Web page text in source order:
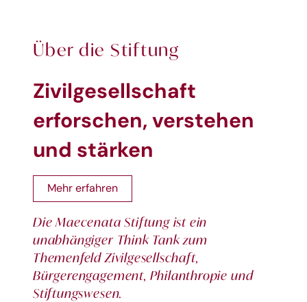
Über die Stiftung
Zivilgesellschaft
erforschen, verstehen
und stärken
Mehr erfahren
Die Maecenata Stiftung ist ein
unabhängiger Think Tank zum
Themenfeld Zivilgesellschaft,
Bürgerengagement, Philanthropie und
Stiftungswesen.